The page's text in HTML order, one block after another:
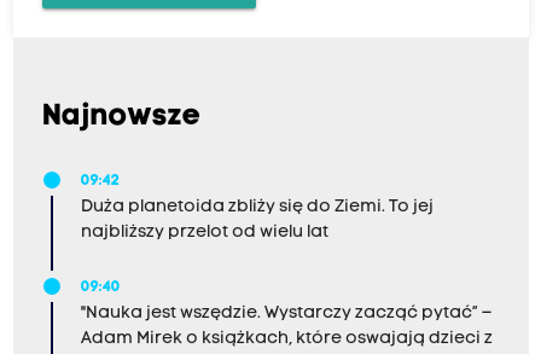
Najnowsze
09:42
Duża planetoida zbliży się do Ziemi. To jej
najbliższy przelot od wielu lat
09:40
"Nauka jest wszędzie. Wystarczy zacząć pytać” –
Adam Mirek o książkach, które oswajają dzieci z